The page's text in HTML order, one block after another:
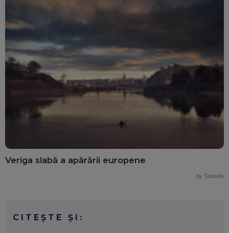
Veriga slabă a apărării europene
by Taboola
CITEȘTE ȘI: